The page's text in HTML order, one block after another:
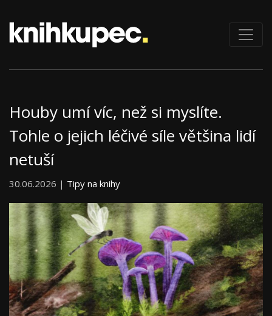
Houby umí víc, než si myslíte.
Tohle o jejich léčivé síle většina lidí
netuší
30.06.2026 | Tipy na knihy